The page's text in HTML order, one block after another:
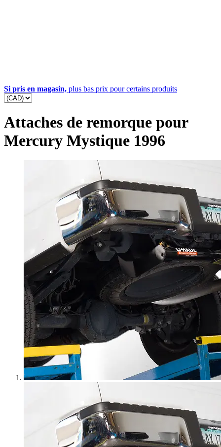
Si pris en magasin, plus bas prix pour certains produits
Attaches de remorque pour
Mercury Mystique 1996